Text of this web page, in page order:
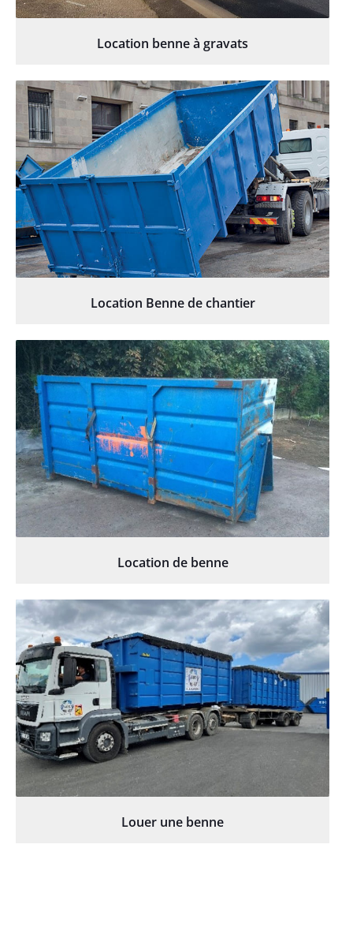
Location benne à gravats
Location Benne de chantier
Location de benne
Louer une benne